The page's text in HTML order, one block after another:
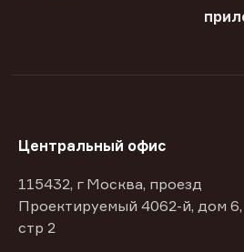
Центральный офис
115432, г Москва, проезд
Проектируемый 4062-й, дом 6,
стр 2